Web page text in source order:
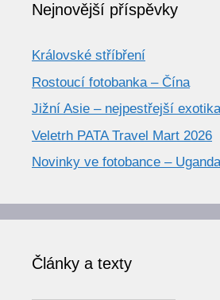
Nejnovější příspěvky
Královské stříbření
Rostoucí fotobanka – Čína
Jižní Asie – nejpestřejší
Veletrh PATA Travel Mart 2026
Novinky ve fotobance – Uganda
Články a texty